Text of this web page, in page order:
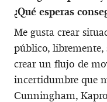
¿Qué esperas
Me gusta crear
público, libremente,
crear un flujo de
incertidumbre que
Cunningham,